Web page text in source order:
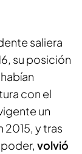
saliera
su posición
con el
un
y tras
volvió